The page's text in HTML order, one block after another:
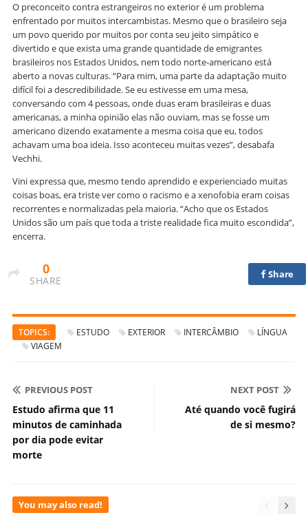
O preconceito contra estrangeiros no exterior é um problema
enfrentado por muitos intercambistas. Mesmo que o brasileiro seja
um povo querido por muitos por conta seu jeito simpático e
divertido e que exista uma grande quantidade de emigrantes
brasileiros nos Estados Unidos, nem todo norte-americano está
aberto a novas culturas. “Para mim, uma parte da adaptação muito
difícil foi a descredibilidade. Se eu estivesse em uma mesa,
conversando com 4 pessoas, onde duas eram brasileiras e duas
americanas, a minha opinião elas não ouviam, mas se fosse um
americano dizendo exatamente a mesma coisa que eu, todos
achavam uma boa ideia. Isso aconteceu muitas vezes”, desabafa
Vechhi.
Vini expressa que, mesmo tendo aprendido e experienciado muitas
coisas boas, era triste ver como o racismo e a xenofobia eram coisas
recorrentes e normalizadas pela maioria. “Acho que os Estados
Unidos são um país que toda a triste realidade fica muito escondida”,
encerra.
0
SHARE
Share
TOPICS: ESTUDO EXTERIOR INTERCÂMBIO
LÍNGUA
VIAGEM
PREVIOUS POST
Estudo afirma que 11
minutos de caminhada
por dia pode evitar
morte
NEXT POST
Até quando você fugirá
de si mesmo?
You may also read!